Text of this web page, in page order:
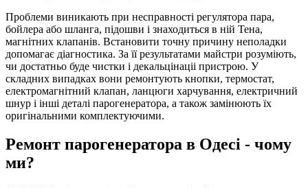
Проблеми виникають при несправності регулятора пара,
бойлера або шланга, підошви і знаходиться в ній Тена,
магнітних клапанів. Встановити точну причину неполадки
допомагає діагностика. За її результатами майстри розуміють,
чи достатньо буде чистки і декальцінаціі пристрою. У
складних випадках вони ремонтують кнопки, термостат,
електромагнітний клапан, ланцюги харчування, електричний
шнур і інші деталі парогенератора, а також замінюють їх
оригінальними комплектуючими.
Ремонт парогенератора в Одесі - чому
ми?